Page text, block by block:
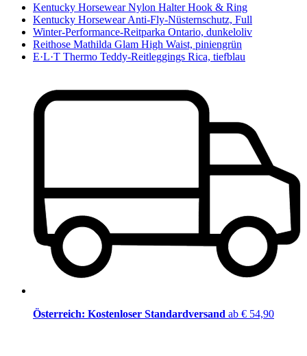
Kentucky Horsewear Nylon Halter Hook & Ring
Kentucky Horsewear Anti-Fly-Nüsternschutz, Full
Winter-Performance-Reitparka Ontario, dunkeloliv
Reithose Mathilda Glam High Waist, piniengrün
E·L·T Thermo Teddy-Reitleggings Rica, tiefblau
Österreich: Kostenloser Standardversand ab € 54,90